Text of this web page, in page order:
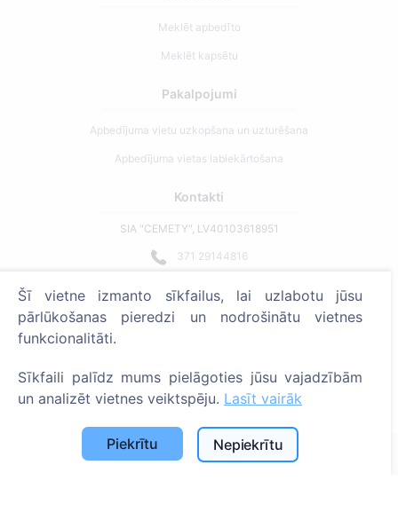
Meklēt apbedīto
Meklēt kapsētu
Pakalpojumi
Apbedījuma vietu uzkopšana un uzturēšana
Apbedījuma vietas labiekārtošana
Kontakti
SIA "CEMETY", LV40103618951
371 29144816
Strādājam visā Latvijā!
Administratoriem
© 2013 - 2026 Cemety Visas tiesības aizsargātas
Privātuma politika un noteikumi.
Šī vietne izmanto sīkfailus, lai uzlabotu jūsu
pārlūkošanas pieredzi un nodrošinātu vietnes
funkcionalitāti.
Sīkfaili palīdz mums pielāgoties jūsu vajadzībām
un analizēt vietnes veiktspēju. Lasīt vairāk
Piekrītu Nepiekrītu